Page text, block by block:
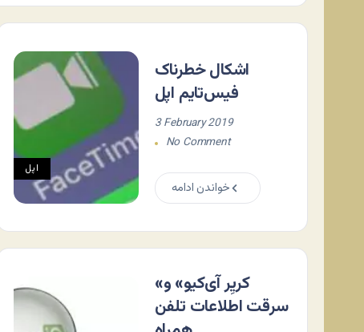
اپل
اشکال خطرناک
فیس‌تایم اپل
3 February 2019
No Comment
خواندن ادامه
«کریِر آی‌کیو» و
سرقت اطلاعات تلفن